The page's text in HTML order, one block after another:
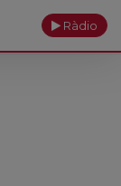
Ràdio